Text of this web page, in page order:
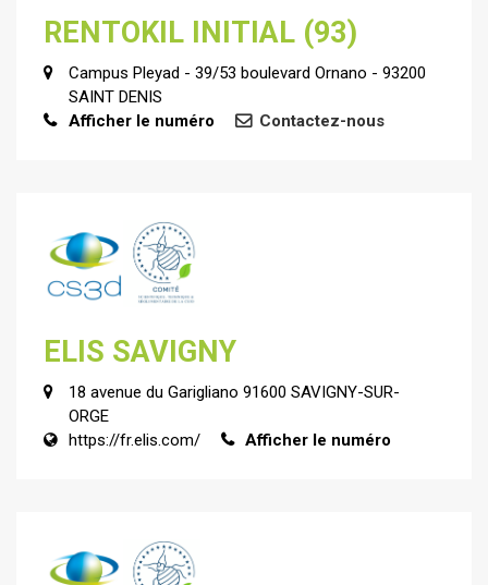
RENTOKIL INITIAL (93)
Campus Pleyad - 39/53 boulevard Ornano - 93200
SAINT DENIS
Afficher le numéro
Contactez-nous
ELIS SAVIGNY
18 avenue du Garigliano 91600 SAVIGNY-SUR-
ORGE
https://fr.elis.com/
Afficher le numéro